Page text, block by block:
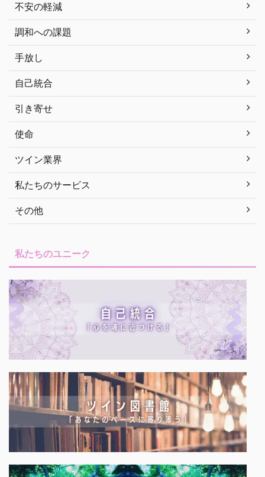
不安の軽減
調和への課題
手放し
自己統合
引き寄せ
使命
ツイン業界
私たちのサービス
その他
私たちのユニーク